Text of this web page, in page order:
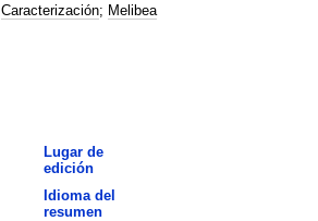
Caracterización; Melibea
Lugar de
edición
Idioma del
resumen